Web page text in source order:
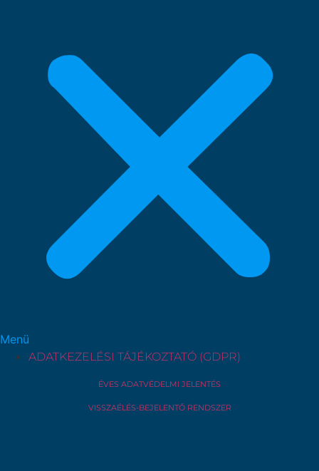
Menü
ADATKEZELÉSI TÁJÉKOZTATÓ (GDPR)
ÉVES ADATVÉDELMI JELENTÉS
VISSZAÉLÉS-BEJELENTŐ RENDSZER